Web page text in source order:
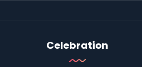
Celebration